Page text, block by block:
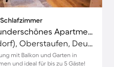
Schlafzimmer
Familienorientiertes wunderschönes Apartment mit Garten | Haustierfreundlich
Thalkirchdorf (Kirchdorf), Oberstaufen, Deutschland
mit Balkon und Garten in
und ideal für bis zu 5 Gäste!